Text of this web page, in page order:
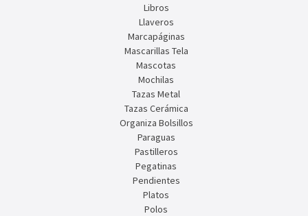
Libros
Llaveros
Marcapáginas
Mascarillas Tela
Mascotas
Mochilas
Tazas Metal
Tazas Cerámica
Organiza Bolsillos
Paraguas
Pastilleros
Pegatinas
Pendientes
Platos
Polos